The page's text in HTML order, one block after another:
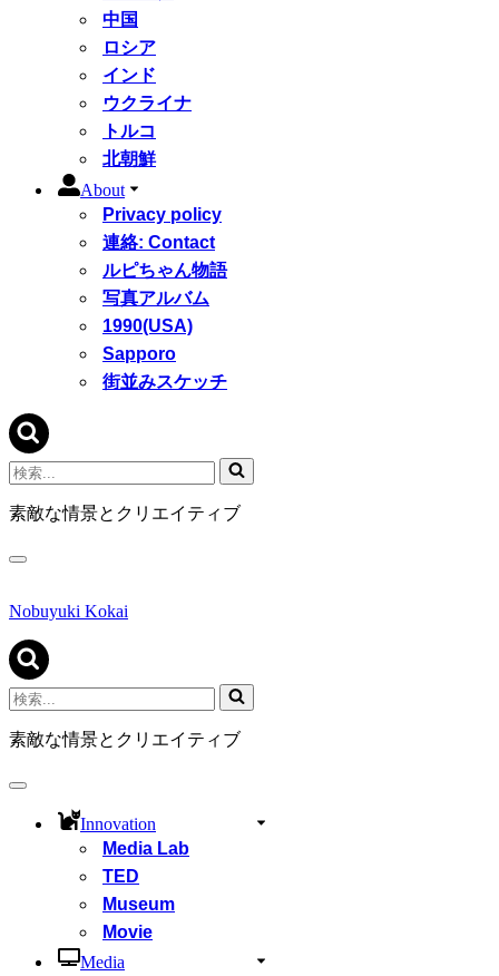
中国
ロシア
インド
ウクライナ
トルコ
北朝鮮
About
Privacy policy
連絡: Contact
ルピちゃん物語
写真アルバム
1990(USA)
Sapporo
街並みスケッチ
検
索...
素敵な情景とクリエイティブ
ナ
ゲ
シ
ョ
ン
メ
ニ
ュ
Nobuyuki Kokai
検
索...
素敵な情景とクリエイティブ
ナ
Innovation
Media Lab
TED
Museum
Movie
Media